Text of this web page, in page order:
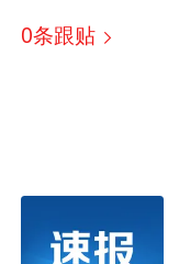
0条跟贴